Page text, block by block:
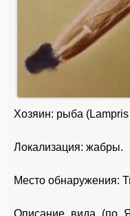
Хозяин: рыба (Lampris
Локализация: жабры.
Место обнаружения: